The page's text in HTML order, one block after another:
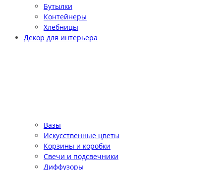
Бутылки
Контейнеры
Хлебницы
Декор для интерьера
Вазы
Искусственные цветы
Корзины и коробки
Свечи и подсвечники
Диффузоры